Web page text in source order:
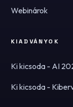
Webinárok
KIADVÁNYOK
Ki kicsoda - AI
Ki kicsoda -